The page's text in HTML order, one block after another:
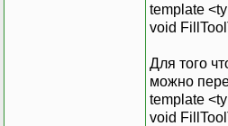
template
void
Для того
можно
template
void